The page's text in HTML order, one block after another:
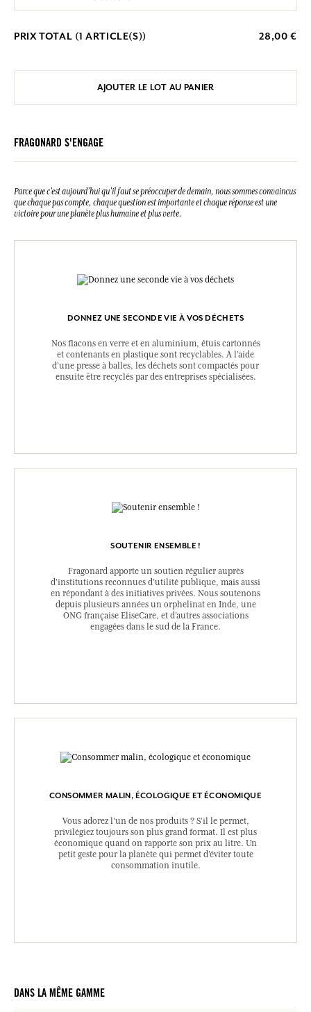
PRIX TOTAL (1 ARTICLE(S)) 28,00 €
AJOUTER LE LOT AU PANIER
FRAGONARD S'ENGAGE
Parce que c’est aujourd’hui qu’il faut se préoccuper de demain, nous sommes convaincus
que chaque pas compte, chaque question est importante et chaque réponse est une
victoire pour une planète plus humaine et plus verte.
DONNEZ UNE SECONDE VIE À VOS DÉCHETS
Nos flacons en verre et en aluminium, étuis cartonnés
et contenants en plastique sont recyclables. A l’aide
d’une presse à balles, les déchets sont compactés pour
ensuite être recyclés par des entreprises spécialisées.
SOUTENIR ENSEMBLE !
Fragonard apporte un soutien régulier auprès
d’institutions reconnues d’utilité publique, mais aussi
en répondant à des initiatives privées. Nous soutenons
depuis plusieurs années un orphelinat en Inde, une
ONG française EliseCare, et d’autres associations
engagées dans le sud de la France.
CONSOMMER MALIN, ÉCOLOGIQUE ET ÉCONOMIQUE
Vous adorez l’un de nos produits ? S’il le permet,
privilégiez toujours son plus grand format. Il est plus
économique quand on rapporte son prix au litre. Un
petit geste pour la planète qui permet d’éviter toute
consommation inutile.
DANS LA MÊME GAMME